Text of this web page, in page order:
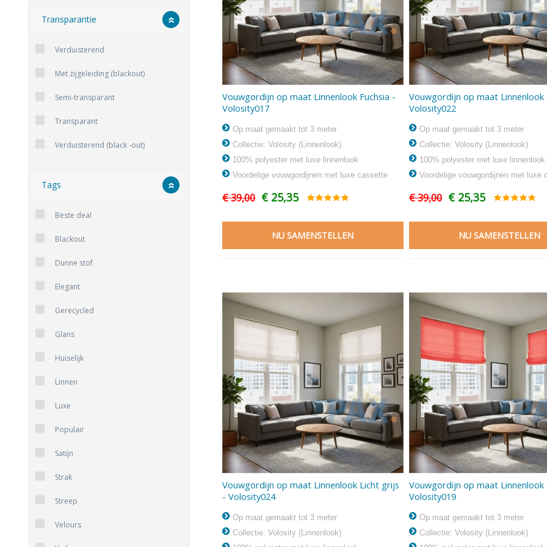
Transparantie
Verduisterend
Met zijgeleiding (blackout)
Semi-transparant
Transparant
Verduisterend (black -out)
Tags
Beste deal
Blackout
Dunne stof
Elegant
Gerecycled
Glans
Huiselijk
Linnen
Luxe
Populair
Satijn
Strak
Streep
Velours
Vouwgordijn op maat Linnenlook Fuchsia -
Volosity017
Op maat gemaakt tot 3 meter
Collectie: Volosity (Linnenlook)
100% polyester met luxe linnenlook
Voordelige vouwgordijnen met luxe cassette
€ 39,00 € 25,35
Vouwgordijn op maat Linnenlook
Volosity022
Op maat gemaakt tot 3 meter
Collectie: Volosity (Linnenlook)
100% polyester met luxe linnenlook
Voordelige vouwgordijnen met luxe
€ 39,00 € 25,35
Vouwgordijn op maat Linnenlook Licht grijs
- Volosity024
Op maat gemaakt tot 3 meter
Collectie: Volosity (Linnenlook)
Vouwgordijn op maat Linnenlook
Volosity019
Op maat gemaakt tot 3 meter
Collectie: Volosity (Linnenlook)